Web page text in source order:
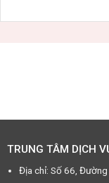
TRUNG TÂM DỊCH
Địa chỉ: Số 66, Đường